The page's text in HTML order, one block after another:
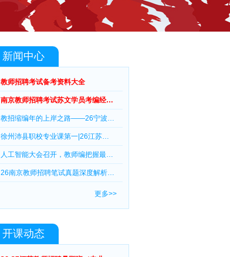
新闻中心
教师招聘考试备考资料大全
南京教师招聘考试苏文学员考编经…
教招缩编年的上岸之路——26宁波…
徐州沛县职校专业课第一|26江苏…
人工智能大会召开，教师编把握最…
26南京教师招聘笔试真题深度解析…
更多>>
开课动态